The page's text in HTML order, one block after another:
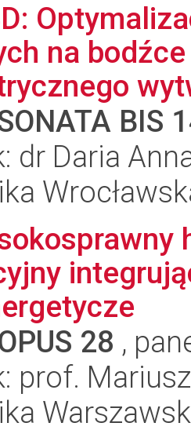
na
BIS
dr Daria
28 ,
prof.